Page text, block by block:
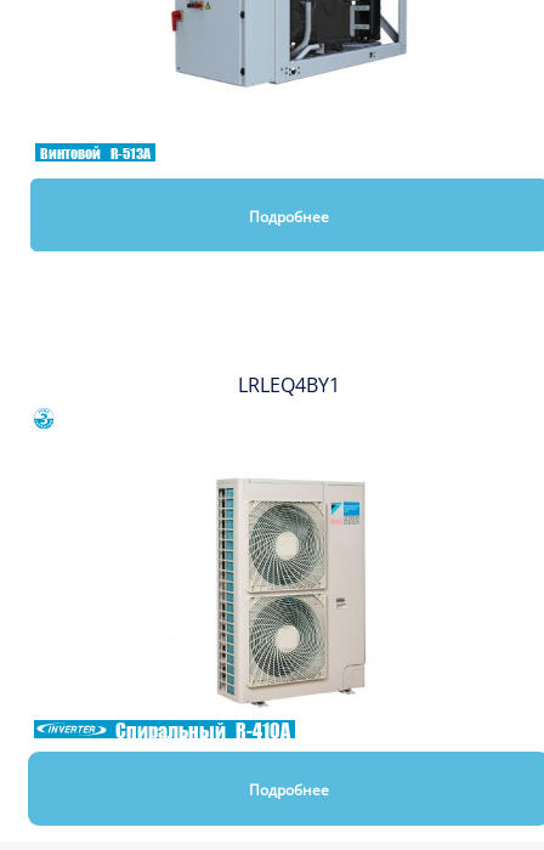
Винтовой R-513A
Подробнее
LRLEQ4BY1
Спиральный R-410A
Подробнее